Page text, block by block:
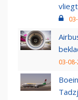
03-